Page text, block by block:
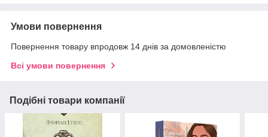
Умови повернення
Повернення товару впродовж 14 днів за домовленістю
Всі умови повернення
Подібні товари компанії